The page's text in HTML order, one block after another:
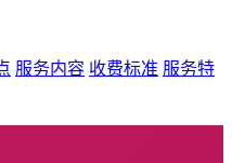
服务内容 收费标准 服务特